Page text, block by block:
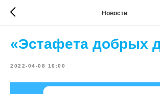
Новости
«Эстафета добрых
2022-04-08 16:00